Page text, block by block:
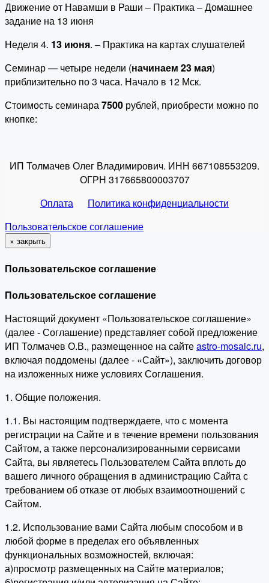
Движение от Навамши в Раши – Практика – Домашнее
задание на 13 июня
Неделя 4. 13 июня. – Практика на картах слушателей
Семинар — четыре недели (начинаем 23 мая)
приблизительно по 3 часа. Начало в 12 Мск.
Стоимость семинара7500 рублей, приобрести можно по
кнопке:
ИП Толмачев Олег Владимирович. ИНН 667108553209.
ОГРН 317665800003707
Оплата
Политика конфиденциальности
Пользовательское соглашение
× закрыть
Пользовательское соглашение
Пользовательское соглашение
Настоящий документ «Пользовательское соглашение»
(далее - Соглашение) представляет собой предложение
ИП Толмачев О.В., размещенное на сайтеastro-mosaic.ru,
включая поддомены (далее - «Сайт»), заключить договор
на изложенных ниже условиях Соглашения.
1. Общие положения.
1.1. Вы настоящим подтверждаете, что с момента
регистрации на Сайте и в течение времени пользования
Сайтом, а также персонализированными сервисами
Сайта, вы являетесь Пользователем Сайта вплоть до
вашего личного обращения в администрацию Сайта с
требованием об отказе от любых взаимоотношений с
Сайтом.
1.2. Использование вами Сайта любым способом и в
любой форме в пределах его объявленных
функциональных возможностей, включая:
а)просмотр размещенных на Сайте материалов;